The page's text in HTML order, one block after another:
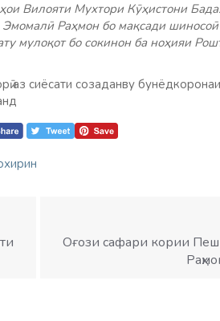
Вилояти Мухтори Кӯҳистони
Раҳмон бо мақсади шиносоӣ
мулоқот бо сокинон ба ноҳияи
аз сиёсати созаданву
Оғози сафари кории